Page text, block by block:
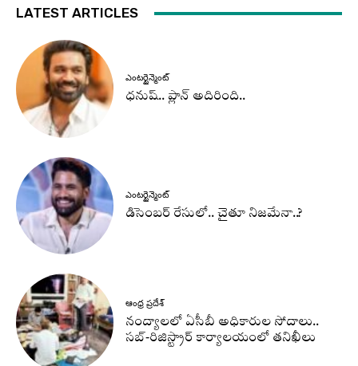
LATEST ARTICLES
ఎంటర్టైన్మెంట్
ధనుష్‌.. ప్లాన్ అదిరింది..
ఎంటర్టైన్మెంట్
డిసెంబర్ రేసులో.. చైతూ నిజమేనా..?
ఆంధ్ర ప్రదేశ్
నంద్యాలలో ఏసీబీ అధికారుల సోదాలు..
సబ్-రిజిస్ట్రార్ కార్యాలయంలో తనిఖీలు